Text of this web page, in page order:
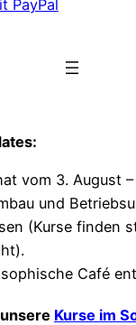
PayPal
vom 3. August
und
(Kurse finden
Café
Kurse im